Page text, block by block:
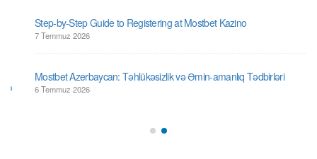
Step-by-Step Guide to Registering at Mostbet Kazino
7 Temmuz 2026
Mostbet Azerbaycan: Təhlükəsizlik və Əmin-amanlıq Tədbirləri
6 Temmuz 2026